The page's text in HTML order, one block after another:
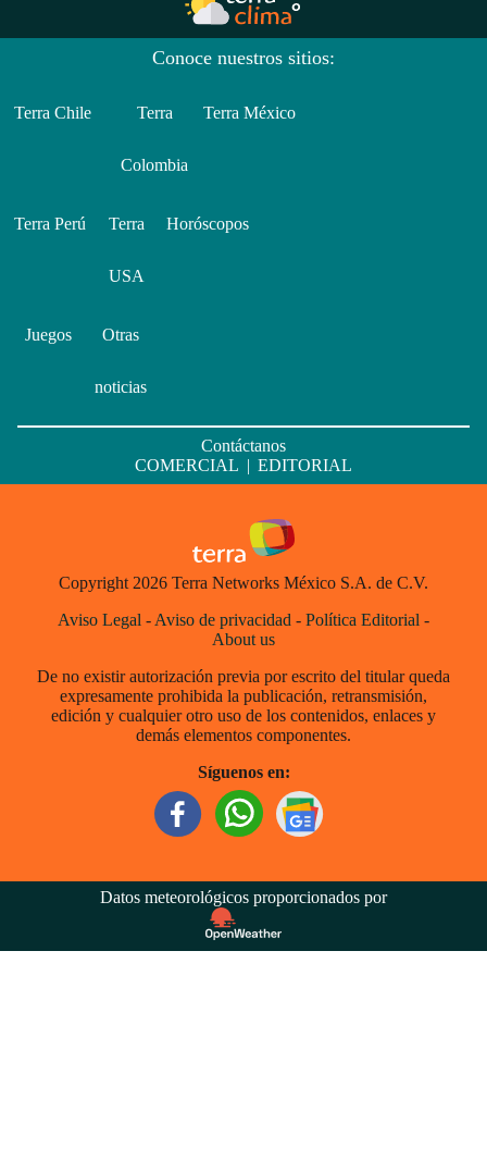
Conoce nuestros sitios:
Terra Chile Terra
Colombia
Terra México
Terra Perú Terra
USA
Horóscopos
Juegos Otras
noticias
Contáctanos
COMERCIAL | EDITORIAL
Copyright 2026 Terra Networks México S.A. de C.V.
Aviso Legal - Aviso de privacidad - Política Editorial -
About us
De no existir autorización previa por escrito del titular queda
expresamente prohibida la publicación, retransmisión,
edición y cualquier otro uso de los contenidos, enlaces y
demás elementos componentes.
Síguenos en:
Datos meteorológicos proporcionados por